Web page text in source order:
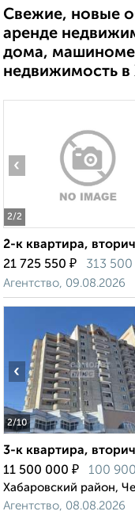
Свежие, новые
аренде
дома,
недвижимость в
2/2
‹
2-к квартира,
21 725 550 ₽ 313 500
Агентство, 09.08.2026
2/10
‹
3-к квартира,
11 500 000 ₽ 100 900
Хабаровский район,
Агентство, 08.08.2026